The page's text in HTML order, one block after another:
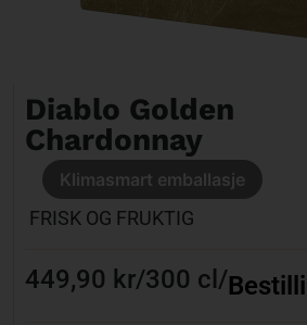
Diablo Golden
Chardonnay
Klimasmart emballasje
FRISK OG FRUKTIG
449,90 kr/300 cl /